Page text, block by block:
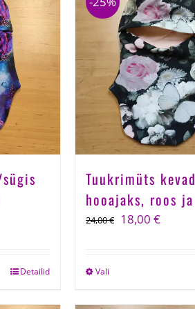
Detailid
Tuukrimüts
hooajaks, roos
24,00€ Algne
18,00 €Current
ValiThis